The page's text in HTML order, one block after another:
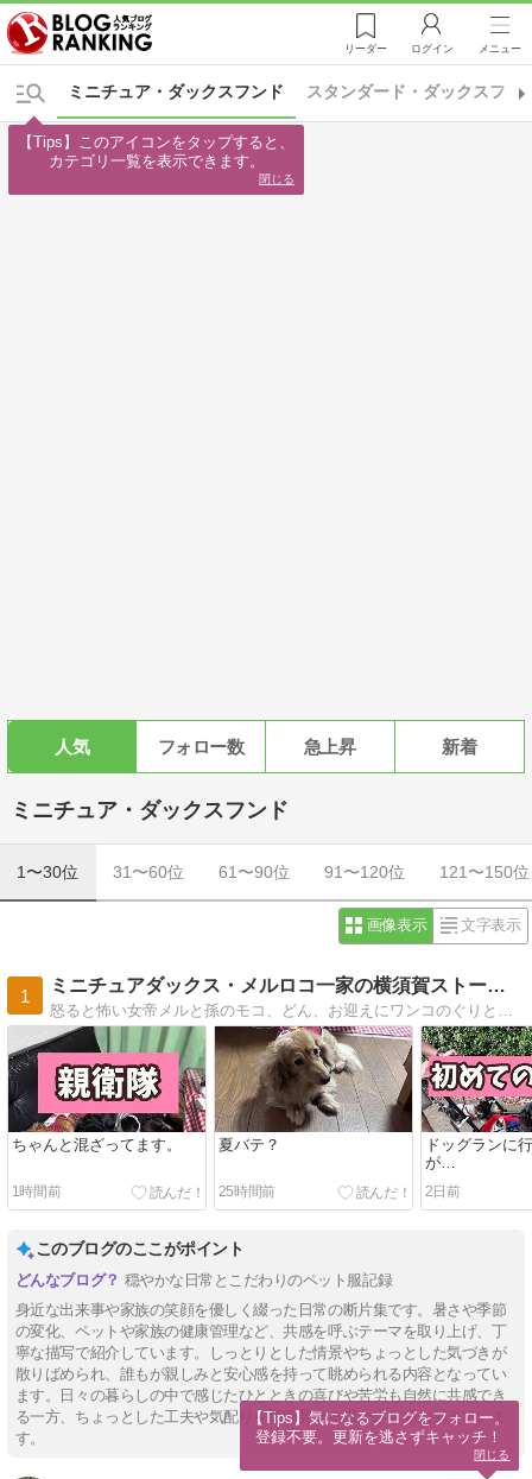
リーダー ログイン メニュー
スタンダード・ダックスフン
ミニチュア・ダックスフンド
人気 フォロー数 急上昇 新着
ミニチュア・ダックスフンド
1〜30位 31〜60位 61〜90位 91〜120位 121〜150位
画像表示 文字表示
1
ミニチュアダックス・メルロコ一家の横須賀ストーリー
ちゃんと混ざってます。
1時間前
夏バテ？
25時間前
ドッグランに
が…
2日前
このブログのここがポイント
穏やかな日常とこだわりのペット服記録
身近な出来事や家族の笑顔を優しく綴った日常の断片集です。暑さや季節
の変化、ペットや家族の健康管理など、共感を呼ぶテーマを取り上げ、丁
寧な描写で紹介しています。しっとりとした情景やちょっとした気づきが
散りばめられ、誰もが親しみと安心感を持って眺められる内容となってい
ます。日々の暮らしの中で感じたひとときの喜びや苦労も自然に共感でき
る一方、ちょっとした工夫や気配りを垣間見せる温かさも兼ね備えていま
す。
【Tips】このアイコンをタップすると、
カテゴリ一覧を表示できます。
閉じる
【Tips】気になるブログをフォロー。
登録不要。更新を逃さずキャッチ！
閉じる